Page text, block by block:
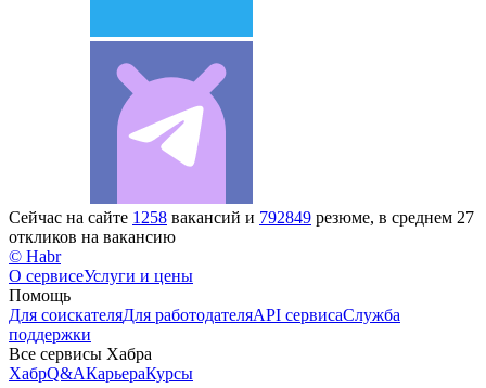
Сейчас на сайте 1258 вакансий и 792849 резюме, в среднем 27
откликов на вакансию
© Habr
О сервисеУслуги и цены
Помощь
Для соискателяДля работодателяAPI сервисаСлужба
поддержки
Все сервисы Хабра
ХабрQ&AКарьераКурсы